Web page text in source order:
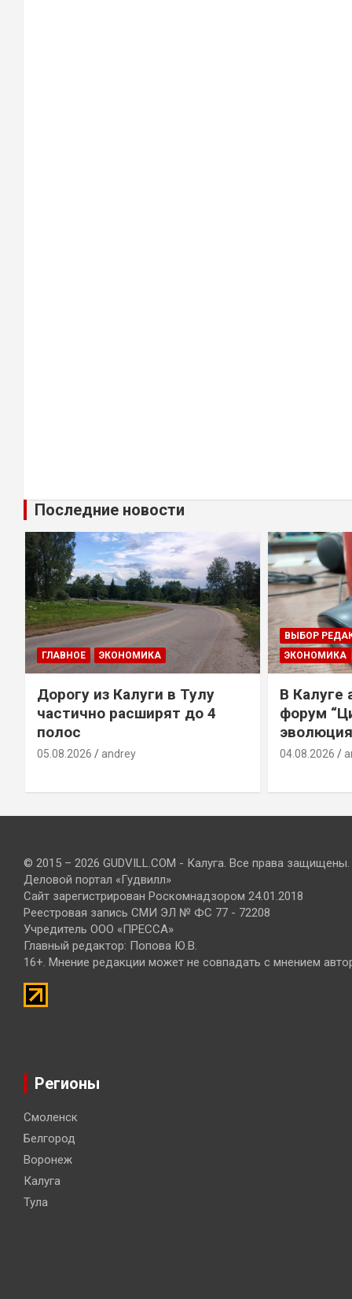
Последние новости
ГЛАВНОЕ ЭКОНОМИКА
Дорогу из Калуги в Тулу
частично расширят до 4
полос
05.08.2026 andrey
ВЫБОР
ЭКОНОМИКА
В Калуге
форум
04.08.2026
© 2015 – 2026 GUDVILL.COM - Калуга. Все права защищены.
Деловой портал «Гудвилл»
Сайт зарегистрирован Роскомнадзором 24.01.2018
Реестровая запись СМИ ЭЛ № ФС 77 - 72208
Учредитель ООО «ПРЕССА»
Главный редактор: Попова Ю.В.
16+. Мнение редакции может не совпадать с мнением
Регионы
Смоленск
Белгород
Воронеж
Калуга
Тула